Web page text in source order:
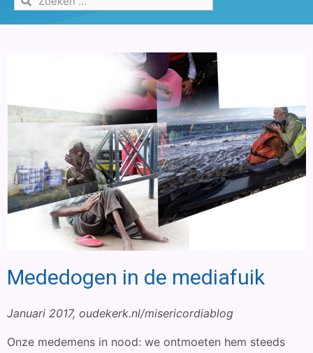
Mededogen in de mediafuik
Januari 2017, oudekerk.nl/misericordiablog
Onze medemens in nood: we ontmoeten hem steeds